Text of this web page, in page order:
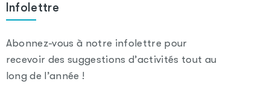
Infolettre
Abonnez-vous à notre infolettre pour
recevoir des suggestions d’activités tout au
long de l’année !